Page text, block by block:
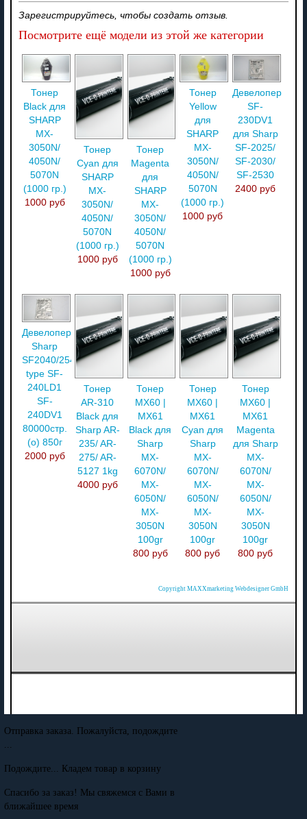
Зарегистрируйтесь, чтобы создать отзыв.
Посмотрите ещё модели из этой же категории
Тонер
Black для
SHARP
MX-
3050N/
4050N/
5070N
(1000 гр.)
1000 руб
Тонер
Cyan для
SHARP
MX-
3050N/
4050N/
5070N
(1000 гр.)
1000 руб
Тонер
Magenta
для
SHARP
MX-
3050N/
4050N/
5070N
(1000 гр.)
1000 руб
Тонер
Yellow
для
SHARP
MX-
3050N/
4050N/
5070N
(1000 гр.)
1000 руб
Девелопер
SF-
230DV1
для Sharp
SF-2025/
SF-2030/
SF-2530
2400 руб
Девелопер
Sharp
SF2040/2540
type SF-
240LD1
SF-
240DV1
80000стр.
(o) 850г
2000 руб
Тонер
AR-310
Black для
Sharp AR-
235/ AR-
275/ AR-
5127 1kg
4000 руб
Тонер
MX60 |
MX61
Black для
Sharp
MX-
6070N/
MX-
6050N/
MX-
3050N
100gr
800 руб
Тонер
MX60 |
MX61
Cyan для
Sharp
MX-
6070N/
MX-
6050N/
MX-
3050N
100gr
800 руб
Тонер
MX60 |
MX61
Magenta
для Sharp
MX-
6070N/
MX-
6050N/
MX-
3050N
100gr
800 руб
Copyright MAXXmarketing Webdesigner GmbH
Отправка заказа. Пожалуйста, подождите
...
Подождите... Кладем товар в корзину
Спасибо за заказ! Мы свяжемся с Вами в
ближайшее время